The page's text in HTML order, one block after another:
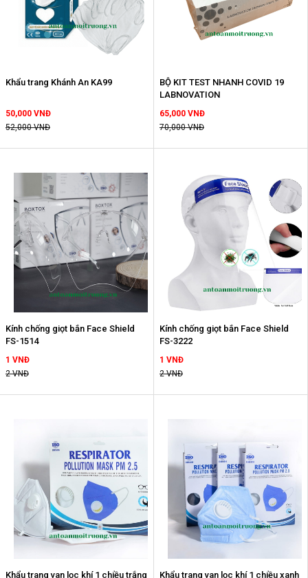
Khẩu trang Khánh An KA99
50,000 VNĐ
52,000 VNĐ
BỘ KIT TEST NHANH COVID 19
LABNOVATION
65,000 VNĐ
70,000 VNĐ
Kính chống giọt bắn Face Shield
FS-1514
1 VNĐ
2 VNĐ
Kính chống giọt bắn Face Shield
FS-3222
1 VNĐ
2 VNĐ
Khẩu trang van lọc khí 1 chiều trắng Khẩu trang van lọc khí 1 chiều xanh